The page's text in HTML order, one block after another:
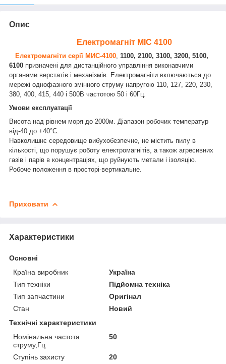
Опис
Електромагніт МІС 4100
Електромагніти серії МИС-4100 1100, 2100, 3100, 3200, 5100,
6100 призначені для дистанційного управління виконавчими
органами верстатів і механізмів. Електромагніти включаються до
мережі однофазного змінного струму напругою 110, 127, 220, 230,
380, 400, 415, 440 і 500В частотою 50 і 60Гц.
Умови експлуатації
Висота над рівнем моря до 2000м. Діапазон робочих температур
від-40 до +40°С.
Навколишнє середовище вибухобезпечне, не містить пилу в
кількості, що порушує роботу електромагнітів, а також агресивних
газів і парів в концентраціях, що руйнують метали і ізоляцію.
Робоче положення в просторі-вертикальне.
Приховати
Характеристики
Основні
Країна виробник
Україна
Тип техніки
Підйомна техніка
Тип запчастини
Оригінал
Стан
Новий
Технічні характеристики
Номінальна частота
струму,Гц
50
Ступінь захисту
20